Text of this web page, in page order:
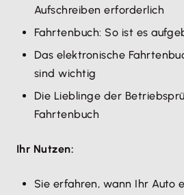
Aufschreiben erforderlich
Fahrtenbuch: So ist es
Das elektronische
sind wichtig
Die Lieblinge der
Fahrtenbuch
Ihr Nutzen:
Sie erfahren, wann Ihr Auto